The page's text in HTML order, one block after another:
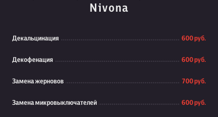
Nivona
Декальцинация 600 руб.
Декофенация 600 руб.
Замена жерновов 700 руб.
Замена микровыключателей 600 руб.